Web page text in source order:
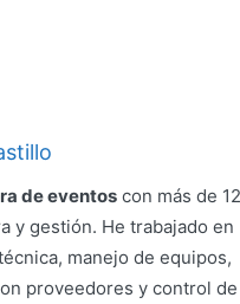
de eventoscon más de
y gestión. He trabajado en
manejo de equipos,
proveedores y control de